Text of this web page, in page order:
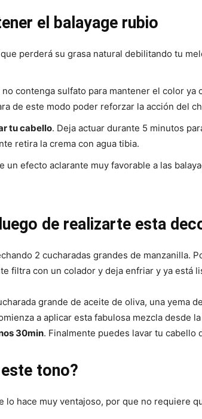
el balayage rubio
perderá su grasa natural debilitando tu
no contenga sulfato para mantener el color ya
de este modo poder reforzar la acción del
tu cabello. Deja actuar durante 5 minutos
retira la crema con agua tibia.
un efecto aclarante muy favorable a las
de realizarte esta
2 cucharadas grandes de manzanilla.
filtra con un colador y deja enfriar y ya está
grande de aceite de oliva, una yema
a aplicar esta fabulosa mezcla desde
30min. Finalmente puedes lavar tu cabello
tono?
lo hace muy ventajoso, por que no requiere